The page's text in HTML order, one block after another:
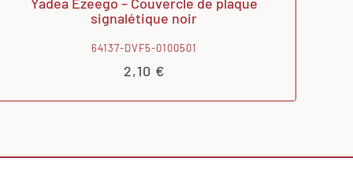
signalétique noir
64137-DVF5-0100501
2,10 €